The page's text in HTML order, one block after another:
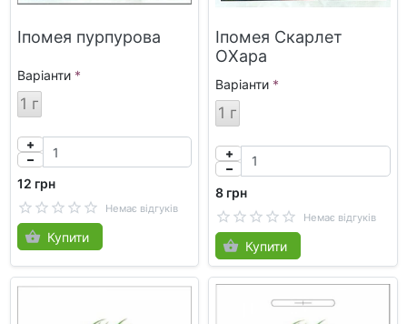
Іпомея пурпурова
Варіанти
1 г
12 грн
Немає відгуків
Купити
Іпомея Скарлет
ОХара
Варіанти
1 г
8 грн
Немає відгуків
Купити